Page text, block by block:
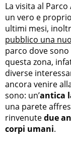
La visita al
un vero e
ultimi mesi,
pubblico una
parco dove
questa zona,
diverse
ancora venire
sono: un’antica
una parete
rinvenutedue
corpi umani.